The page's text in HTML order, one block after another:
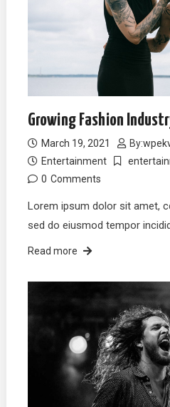
Growing Fashion
March 19, 2021 By:
Entertainment
0 Comments
Lorem ipsum dolor sit amet,
sed do eiusmod tempor
Read more